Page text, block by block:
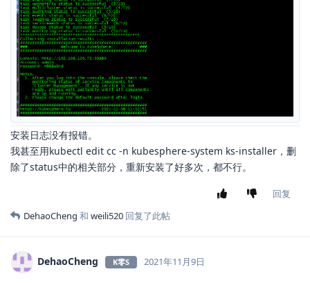
安装日志没有报错。
我甚至用kubectl edit cc -n kubesphere-system ks-installer，删
除了status中的相关部分，重新安装了好多次，都不行。
回复
DehaoCheng 和 weili520 回复了此帖
DehaoCheng K零S 2021年11月9日